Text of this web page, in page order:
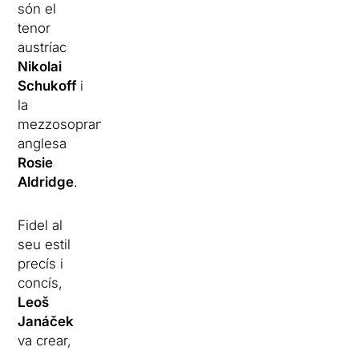
són el
tenor
austríac
Nikolai
Schukoff i
la
mezzosoprano
anglesa
Rosie
Aldridge.
Fidel al
seu estil
precís i
concís,
Leoš
Janáček
va crear,